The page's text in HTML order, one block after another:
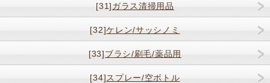
[31]ガラス清掃用品
[32]ケレン/サッシノミ
[33]ブラシ/刷毛/薬品用
[34]スプレー/空ボトル